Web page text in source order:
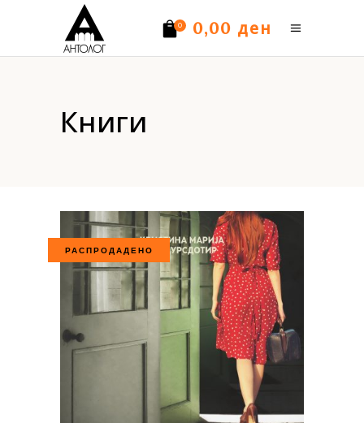
0 0,00 ден
Книги
РАСПРОДАДЕНО